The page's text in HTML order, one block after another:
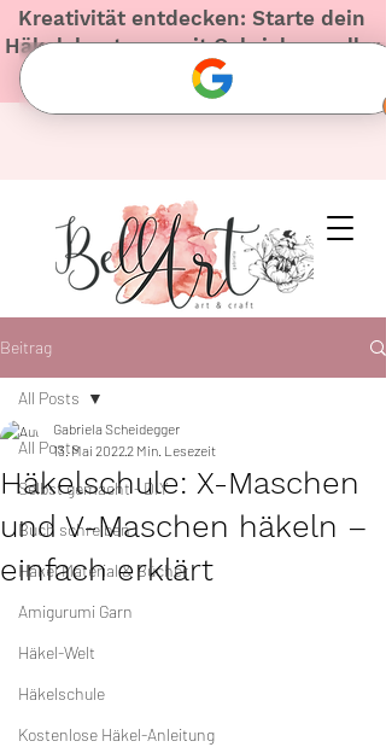
Kreativität entdecken: Starte dein
Häkelabenteuer mit Gabriela – voller
Herz und Inspiration!
Beitrag
All Posts
Selbst gemacht - DIY
Buch schreiben
Häkel Material & Bücher
Amigurumi Garn
Häkel-Welt
Häkelschule
Kostenlose Häkel-Anleitung
All Posts
Häkelschule: X-Maschen
und V-Maschen häkeln –
einfach erklärt
Gabriela Scheidegger
13. Mai 20222 Min. Lesezeit